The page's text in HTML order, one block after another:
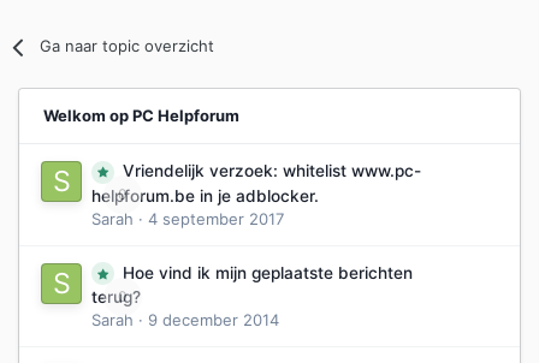
Ga naar topic overzicht
Welkom op PC Helpforum
0
Vriendelijk verzoek: whitelist www.pc-
helpforum.be in je adblocker.
Sarah · 4 september 2017
0
Hoe vind ik mijn geplaatste berichten
terug?
Sarah · 9 december 2014